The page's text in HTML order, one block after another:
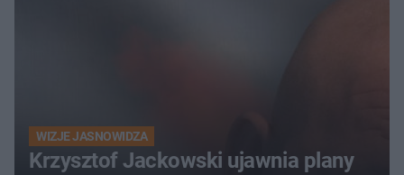
WIZJE JASNOWIDZA
Krzysztof Jackowski ujawnia plany